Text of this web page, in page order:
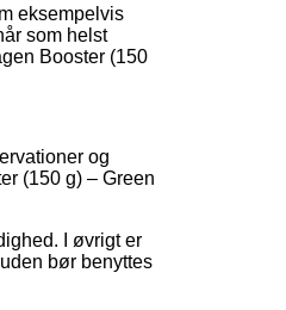
eksempelvis
som helst
Booster (150
og
(150 g) – Green
I øvrigt er
bør benyttes